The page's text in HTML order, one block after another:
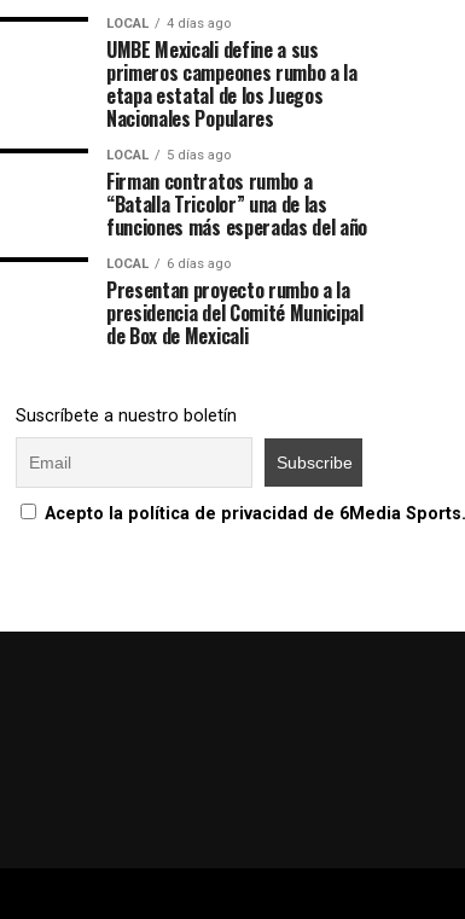
LOCAL 4 días ago
UMBE Mexicali define a sus
primeros campeones rumbo a la
etapa estatal de los Juegos
Nacionales Populares
LOCAL 5 días ago
Firman contratos rumbo a
“Batalla Tricolor” una de las
funciones más esperadas del año
LOCAL 6 días ago
Presentan proyecto rumbo a la
presidencia del Comité Municipal
de Box de Mexicali
Suscríbete a nuestro boletín
Acepto la política de privacidad de 6Media Sports.